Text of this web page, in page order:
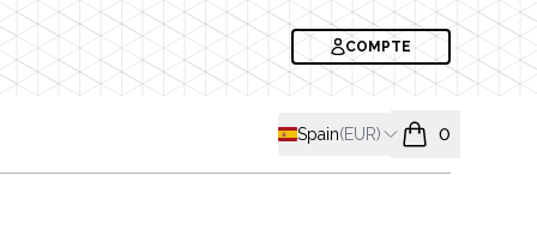
COMPTE
Shipping country
Spain(EUR) 0
items in cart,